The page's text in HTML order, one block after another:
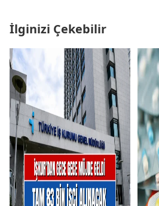
İlginizi Çekebilir